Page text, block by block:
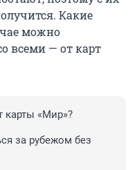
Какие
можно
всеми — от карт
карты «Мир»?
за рубежом без